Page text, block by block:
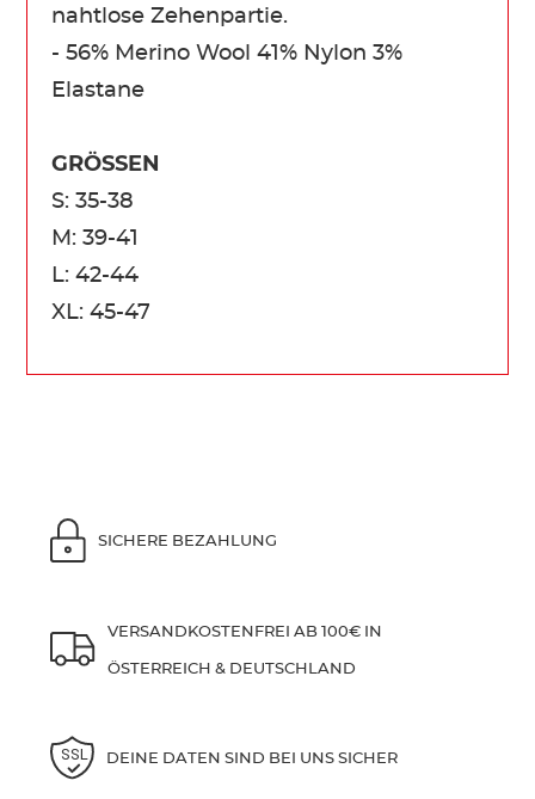
nahtlose Zehenpartie.
- 56% Merino Wool 41% Nylon 3%
Elastane
GRÖSSEN
S: 35-38
M: 39-41
L: 42-44
XL: 45-47
SICHERE BEZAHLUNG
VERSANDKOSTENFREI AB 100€ IN
ÖSTERREICH & DEUTSCHLAND
DEINE DATEN SIND BEI UNS SICHER